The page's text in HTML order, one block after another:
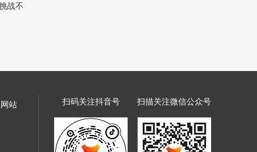
站
扫码关注抖音号 扫描关注微信公众号